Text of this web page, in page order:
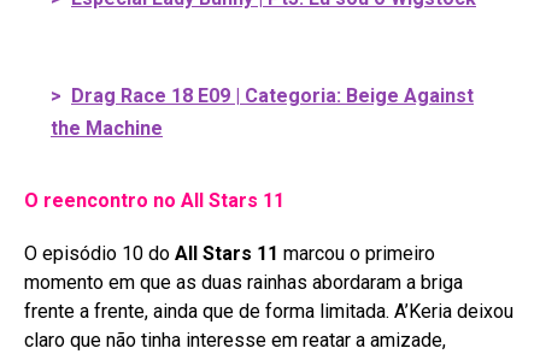
>
Drag Race 18 E09 | Categoria: Beige Against
the Machine
O reencontro no All Stars 11
O episódio 10 do All Stars 11 marcou o primeiro
momento em que as duas rainhas abordaram a briga
frente a frente, ainda que de forma limitada. A’Keria deixou
claro que não tinha interesse em reatar a amizade,